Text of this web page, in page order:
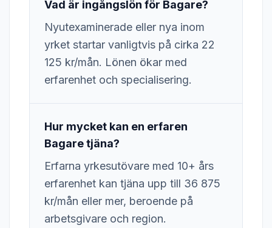
Vad är ingångslön för Bagare?
Nyutexaminerade eller nya inom
yrket startar vanligtvis på cirka 22
125 kr/mån. Lönen ökar med
erfarenhet och specialisering.
Hur mycket kan en erfaren
Bagare tjäna?
Erfarna yrkesutövare med 10+ års
erfarenhet kan tjäna upp till 36 875
kr/mån eller mer, beroende på
arbetsgivare och region.